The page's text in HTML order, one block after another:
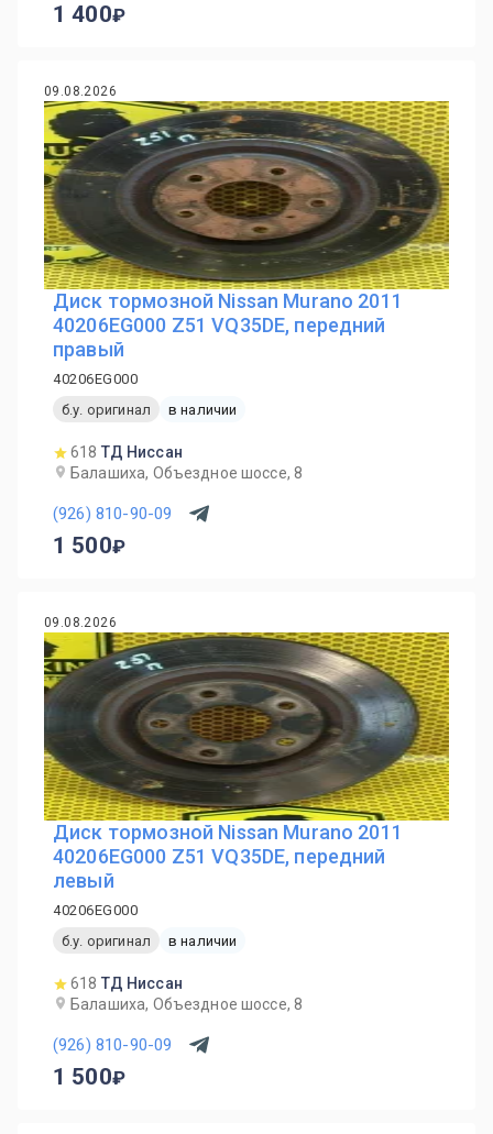
1 400
09.08.2026
Диск тормозной Nissan Murano 2011
40206EG000 Z51 VQ35DE, передний
правый
40206EG000
б.у. оригинал
в наличии
618 ТД Ниссан
Балашиха, Объездное шоссе, 8
(926) 810-90-09
1 500
09.08.2026
Диск тормозной Nissan Murano 2011
40206EG000 Z51 VQ35DE, передний
левый
40206EG000
б.у. оригинал
в наличии
618 ТД Ниссан
Балашиха, Объездное шоссе, 8
(926) 810-90-09
1 500